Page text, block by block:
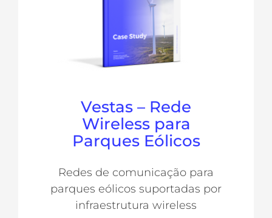
Vestas – Rede
Wireless para
Parques Eólicos
Redes de comunicação para
parques eólicos suportadas por
infraestrutura wireless